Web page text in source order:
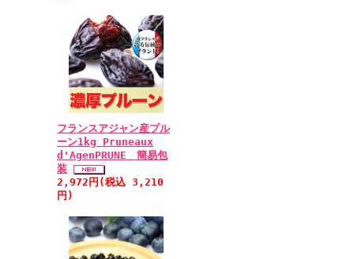
フランスアジャン産プル
ーン1kg Pruneaux
d'AgenPRUNE 簡易包
装
2,972円(税込 3,210
円)